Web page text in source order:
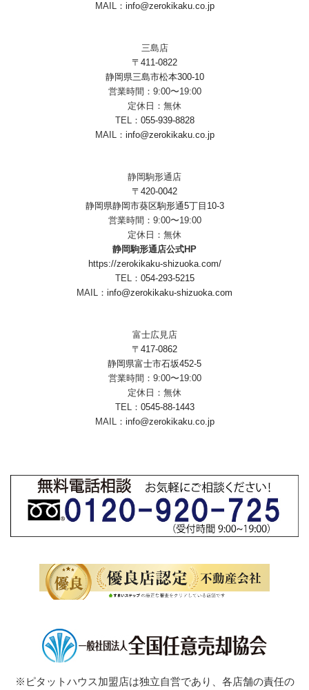
MAIL： info@zerokikaku.co.jp
三島店
〒411-0822
静岡県三島市松本300-10
営業時間：9:00〜19:00
定休日：無休
TEL： 055-939-8828
MAIL： info@zerokikaku.co.jp
静岡駒形通店
〒420-0042
静岡県静岡市葵区駒形通5丁目10-3
営業時間：9:00〜19:00
定休日：無休
静岡駒形通店公式HP
https://zerokikaku-shizuoka.com/
TEL： 054-293-5215
MAIL： info@zerokikaku-shizuoka.com
富士広見店
〒417-0862
静岡県富士市石坂452-5
営業時間：9:00〜19:00
定休日：無休
TEL： 0545-88-1443
MAIL： info@zerokikaku.co.jp
※ピタットハウス加盟店は独立自営であり、各店舗の責任の